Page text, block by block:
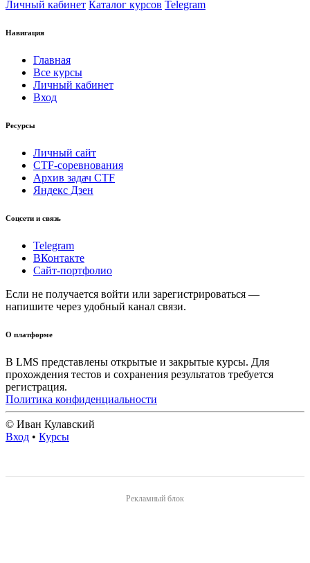
Личный кабинет Каталог курсов Telegram
Навигация
Главная
Все курсы
Личный кабинет
Вход
Ресурсы
Личный сайт
CTF-соревнования
Архив задач CTF
Яндекс Дзен
Соцсети и связь
Telegram
ВКонтакте
Сайт-портфолио
Если не получается войти или зарегистрироваться —
напишите через удобный канал связи.
О платформе
В LMS представлены открытые и закрытые курсы. Для
прохождения тестов и сохранения результатов требуется
регистрация.
Политика конфиденциальности
© Иван Кулавский
Вход • Курсы
Рекламный блок